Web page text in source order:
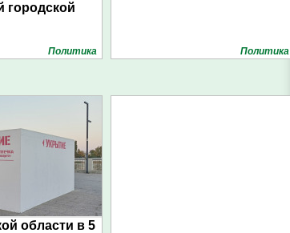
городской
Политика Политика
области в 5